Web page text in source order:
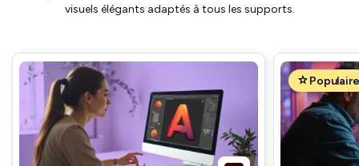
visuels élégants adaptés à tous les supports.
Populaire